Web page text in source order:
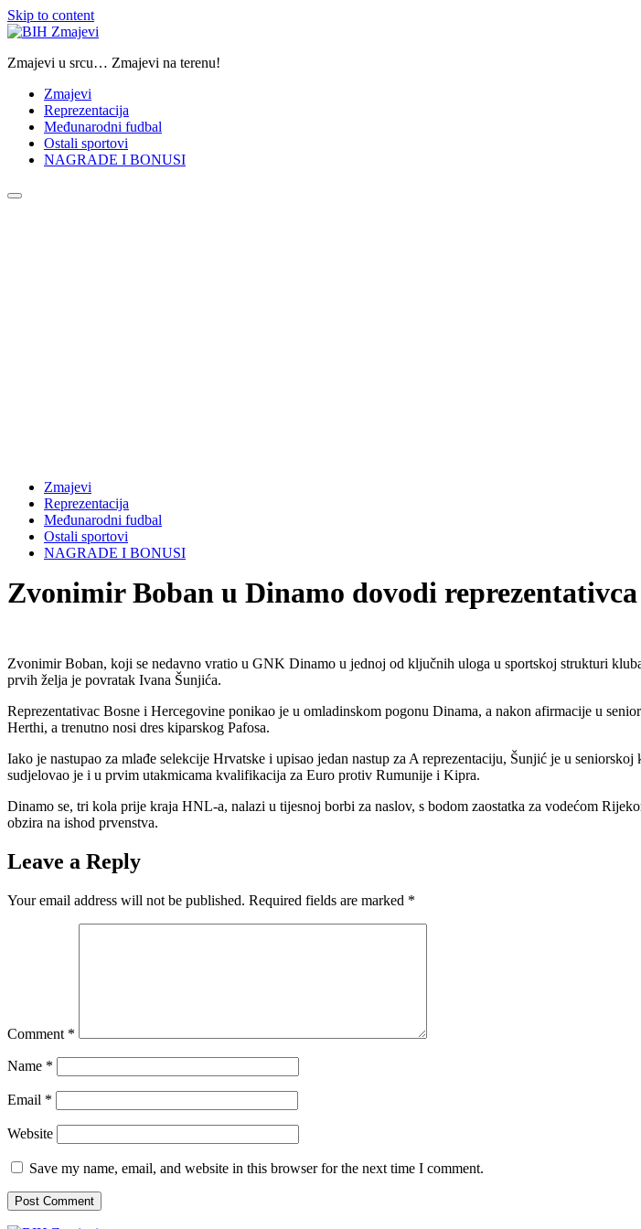
Skip to content
Zmajevi u srcu… Zmajevi na terenu!
Zmajevi
Reprezentacija
Međunarodni fudbal
Ostali sportovi
NAGRADE I BONUSI
Zmajevi
Reprezentacija
Međunarodni fudbal
Ostali sportovi
NAGRADE I BONUSI
Zvonimir Boban u Dinamo dovodi
Zvonimir Boban, koji se nedavno vratio u GNK Dinamo u jednoj od ključnih uloga u sportskoj strukturi
prvih želja je povratak Ivana Šunjića.
Reprezentativac Bosne i Hercegovine ponikao je u omladinskom pogonu Dinama, a nakon afirmacije u
Herthi, a trenutno nosi dres kiparskog Pafosa.
Iako je nastupao za mlađe selekcije Hrvatske i upisao jedan nastup za A reprezentaciju, Šunjić je u
sudjelovao je i u prvim utakmicama kvalifikacija za Euro protiv Rumunije i Kipra.
Dinamo se, tri kola prije kraja HNL-a, nalazi u tijesnoj borbi za naslov, s bodom zaostatka za vodećom
obzira na ishod prvenstva.
Leave a Reply
Your email address will not be published. Required fields are marked *
Comment *
Name *
Email *
Website
Save my name, email, and website in this browser for the next time I comment.